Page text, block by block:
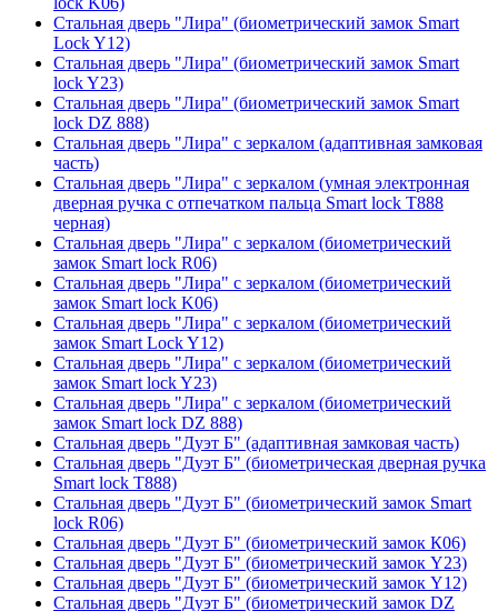
Стальная дверь "Лира" (биометрический замок Smart
Lock Y12)
Стальная дверь "Лира" (биометрический замок Smart
lock Y23)
Стальная дверь "Лира" (биометрический замок Smart
lock DZ 888)
Стальная дверь "Лира" с зеркалом (адаптивная замковая
часть)
Стальная дверь "Лира" с зеркалом (умная электронная
дверная ручка с отпечатком пальца Smart lock T888
черная)
Стальная дверь "Лира" с зеркалом (биометрический
замок Smart lock R06)
Стальная дверь "Лира" с зеркалом (биометрический
замок Smart lock K06)
Стальная дверь "Лира" с зеркалом (биометрический
замок Smart Lock Y12)
Стальная дверь "Лира" с зеркалом (биометрический
замок Smart lock Y23)
Стальная дверь "Лира" с зеркалом (биометрический
замок Smart lock DZ 888)
Стальная дверь "Дуэт Б" (адаптивная замковая часть)
Стальная дверь "Дуэт Б" (биометрическая дверная ручка
Smart lock T888)
Стальная дверь "Дуэт Б" (биометрический замок Smart
lock R06)
Стальная дверь "Дуэт Б" (биометрический замок К06)
Стальная дверь "Дуэт Б" (биометрический замок Y23)
Стальная дверь "Дуэт Б" (биометрический замок Y12)
Стальная дверь "Дуэт Б" (биометрический замок DZ